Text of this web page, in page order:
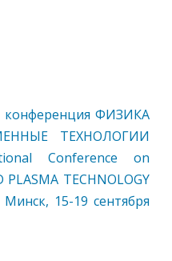
конференция ФИЗИКА
ТЕХНОЛОГИИ
Conference on
PLASMA TECHNOLOGY
Минск, 15-19 сентября